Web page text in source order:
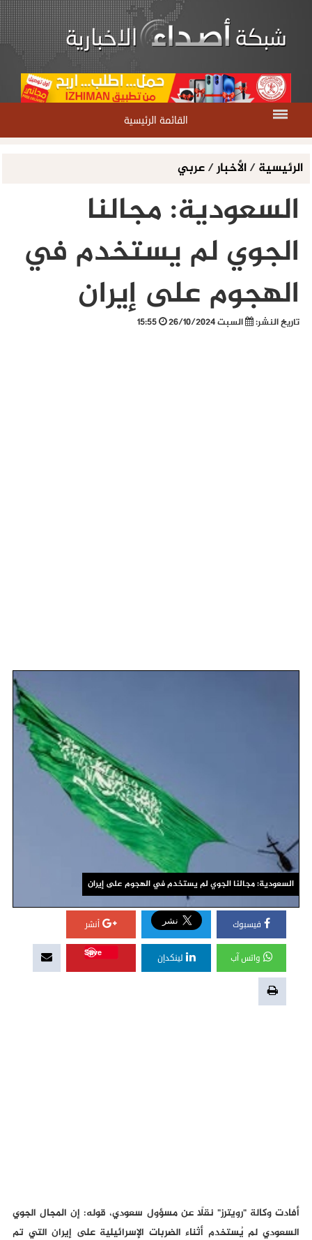
القائمة الرئيسية
الرئيسية/الأخبار/عربي
السعودية: مجالنا
الجوي لم يستخدم في
الهجوم على إيران
تاريخ النشر: السبت 26/10/2024
السعودية: مجالنا الجوي لم يستخدم في الهجوم على إيران
فيسبوك أنشر
واتس آب لينكدإن
Save
أفادت وكالة "رويترز" نقلًا عن مسؤول سعودي، قوله: إن المجال الجوي
السعودي لم يُستخدم أثناء الضربات الإسرائيلية على إيران التي تم